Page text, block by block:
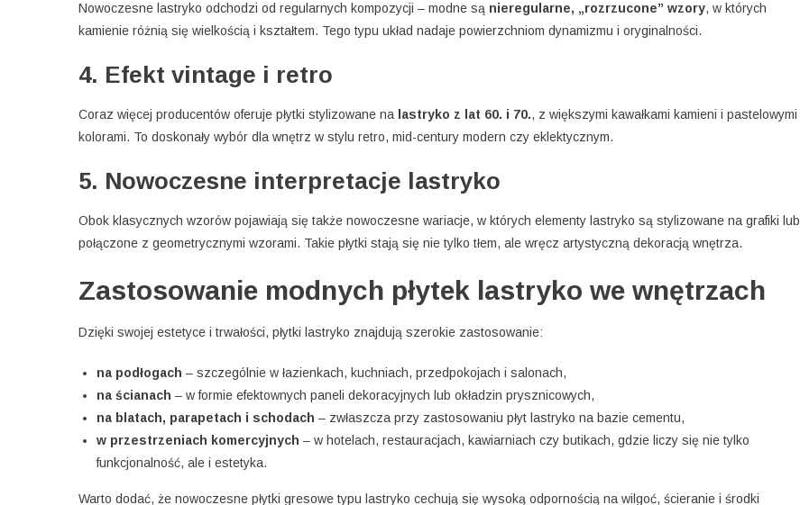
Nowoczesne lastryko odchodzi od regularnych kompozycji – modne są nieregularne, „rozrzucone” wzory, w których
kamienie różnią się wielkością i kształtem. Tego typu układ nadaje powierzchniom dynamizmu i oryginalności.
4. Efekt vintage i retro
Coraz więcej producentów oferuje płytki stylizowane na lastryko z lat 60. i 70., z większymi kawałkami kamieni i pastelowymi
kolorami. To doskonały wybór dla wnętrz w stylu retro, mid-century modern czy eklektycznym.
5. Nowoczesne interpretacje lastryko
Obok klasycznych wzorów pojawiają się także nowoczesne wariacje, w których elementy lastryko są stylizowane na grafiki lub
połączone z geometrycznymi wzorami. Takie płytki stają się nie tylko tłem, ale wręcz artystyczną dekoracją wnętrza.
Zastosowanie modnych płytek lastryko we wnętrzach
Dzięki swojej estetyce i trwałości, płytki lastryko znajdują szerokie zastosowanie:
na podłogach – szczególnie w łazienkach, kuchniach, przedpokojach i salonach,
na ścianach – w formie efektownych paneli dekoracyjnych lub okładzin prysznicowych,
na blatach, parapetach i schodach – zwłaszcza przy zastosowaniu płyt lastryko na bazie cementu,
w przestrzeniach komercyjnych – w hotelach, restauracjach, kawiarniach czy butikach, gdzie liczy się nie tylko
funkcjonalność, ale i estetyka.
Warto dodać, że nowoczesne płytki gresowe typu lastryko cechują się wysoką odpornością na wilgoć, ścieranie i środki